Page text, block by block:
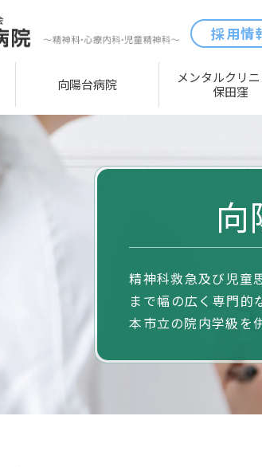
採用情
向陽台病院
メンタルクリ
保田窪
精神科救急及び児童
まで幅の広く専門的
本市立の院内学級を